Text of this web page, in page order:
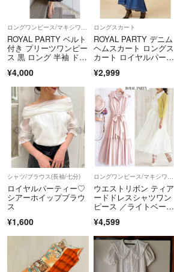
ROYAL PARTY ベルト
付き プリーツワンピー
ス 黒 ロング 半袖 ドレ
¥4,000
ロングスカート
ROYAL PARTY デニム
ヘムスカート ロングス
カート ロイヤルパーテ
¥2,999
シャツ/ブラウス(長袖/七分)
ロイヤルパーティー♡
シアーホイップブラウ
ス
¥1,600
ロングワンピース/マキシワンピース
ウエストリボン ティア
ードドレスシャツワン
ピース ／ライトベージ
¥4,599